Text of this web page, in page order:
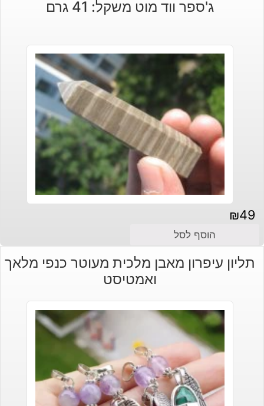
ג'ספר ווד מוט משקל: 41 גרם
₪49
הוסף לסל
תליון עיפרון מאבן מלכית מעוטר כנפי מלאך
ואמטיסט